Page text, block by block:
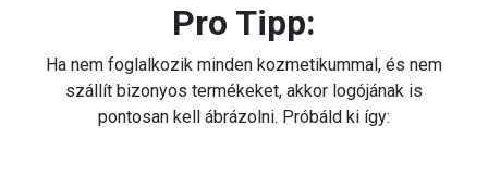
Pro Tipp:
Ha nem foglalkozik minden kozmetikummal, és nem
szállít bizonyos termékeket, akkor logójának is
pontosan kell ábrázolni. Próbáld ki így: